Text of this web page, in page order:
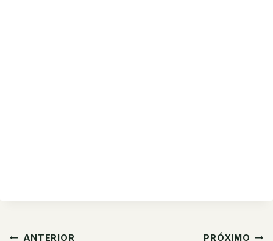
ANTERIOR PRÓXIMO